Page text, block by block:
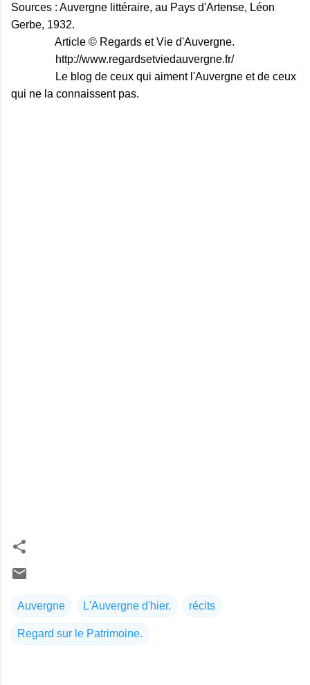
Sources : Auvergne littéraire, au Pays d'Artense, Léon
Gerbe, 1932.
Article © Regards et Vie d'Auvergne.
http://www.regardsetviedauvergne.fr/
Le blog de ceux qui aiment l'Auvergne et de ceux
qui ne la connaissent pas.
Auvergne L'Auvergne d'hier. récits
Regard sur le Patrimoine.